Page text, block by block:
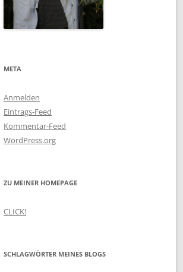
META
Anmelden
Eintrags-Feed
Kommentar-Feed
WordPress.org
ZU MEINER HOMEPAGE
CLICK!
SCHLAGWÖRTER MEINES BLOGS